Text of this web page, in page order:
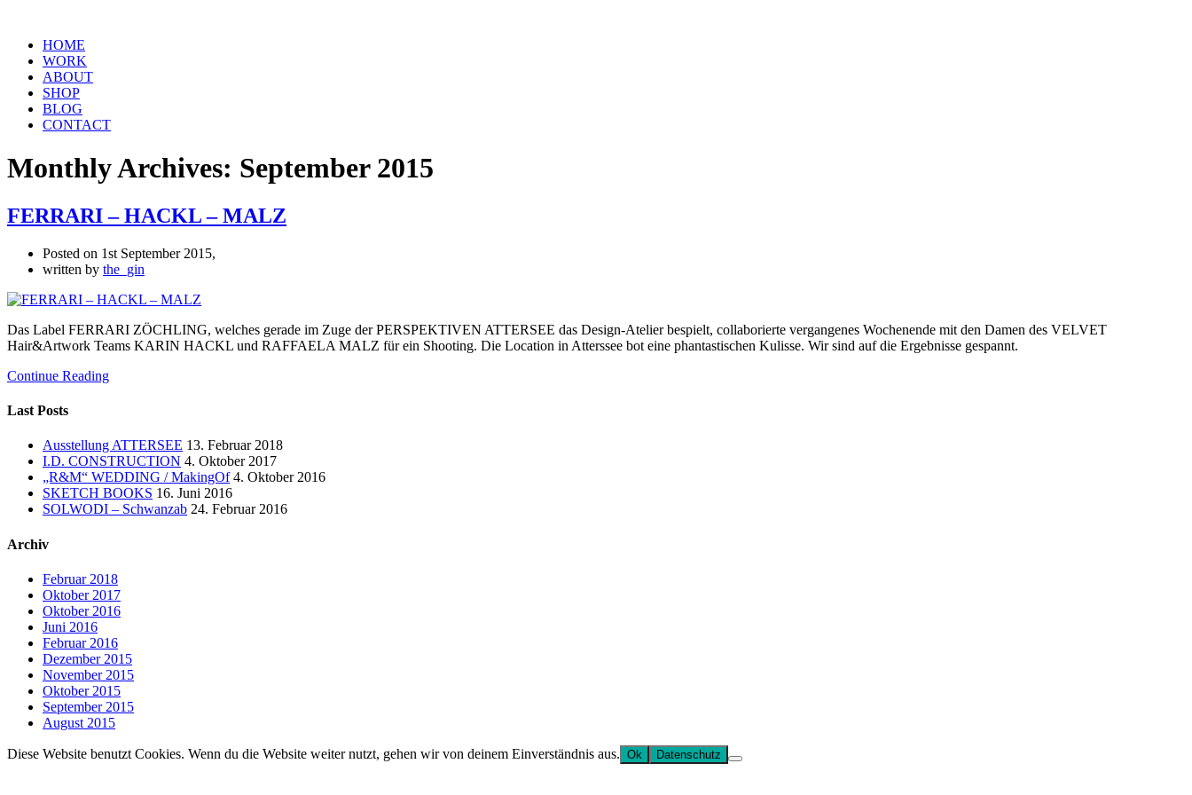
HOME
WORK
ABOUT
SHOP
BLOG
CONTACT
Monthly Archives: September 2015
FERRARI – HACKL – MALZ
Posted on 1st September 2015,
written by the_gin
Das Label FERRARI ZÖCHLING, welches gerade im Zuge der PERSPEKTIVEN ATTERSEE das Design-Atelier bespielt, collaborierte vergangenes Wochenende mit den Damen des VELVET
Hair&Artwork Teams KARIN HACKL und RAFFAELA MALZ für ein Shooting. Die Location in Atterssee bot eine phantastischen Kulisse. Wir sind auf die Ergebnisse gespannt.
Continue Reading
Last Posts
Ausstellung ATTERSEE 13. Februar 2018
I.D. CONSTRUCTION 4. Oktober 2017
„R&M“ WEDDING / MakingOf 4. Oktober 2016
SKETCH BOOKS 16. Juni 2016
SOLWODI – Schwanzab 24. Februar 2016
Archiv
Februar 2018
Oktober 2017
Oktober 2016
Juni 2016
Februar 2016
Dezember 2015
November 2015
Oktober 2015
September 2015
August 2015
Diese Website benutzt Cookies. Wenn du die Website weiter nutzt, gehen wir von deinem Einverständnis aus. Ok Datenschutz